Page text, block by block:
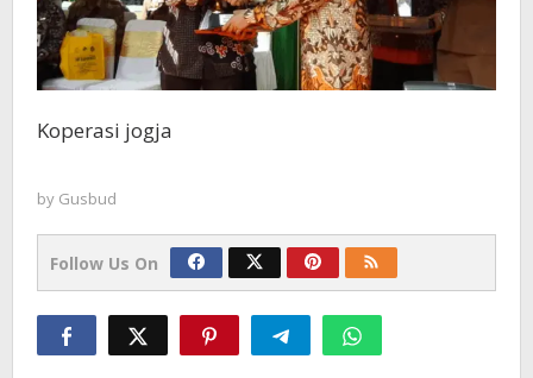
Koperasi jogja
by Gusbud
Follow Us On